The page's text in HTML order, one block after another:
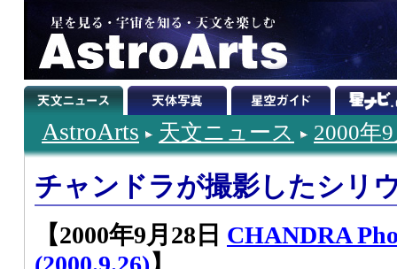
AstroArts 天文ニュース 2000年
チャンドラが撮影したシリ
【2000年9月28日 CHANDRA